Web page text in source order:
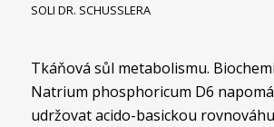
SOLI DR. SCHUSSLERA
Tkáňová sůl metabolismu.
Natrium phosphoricum D6
udržovat acido-basickou